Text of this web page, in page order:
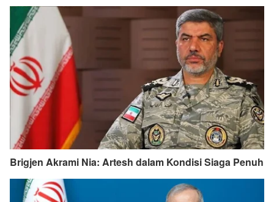
Brigjen Akrami Nia: Artesh dalam Kondisi Siaga Penuh